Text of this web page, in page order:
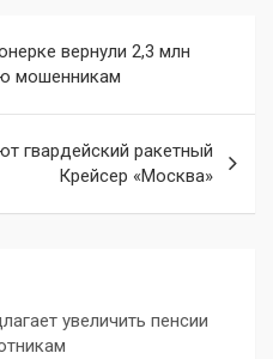
вернули 2,3 млн
мошенникам
гвардейский ракетный
Крейсер «Москва»
увеличить пенсии